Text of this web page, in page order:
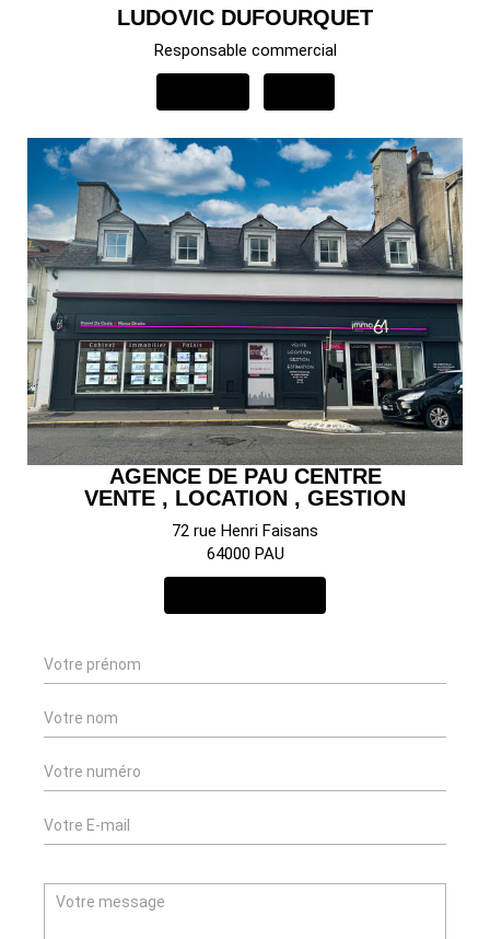
LUDOVIC DUFOURQUET
Responsable commercial
AGENCE DE PAU CENTRE
VENTE , LOCATION , GESTION
72 rue Henri Faisans
64000 PAU